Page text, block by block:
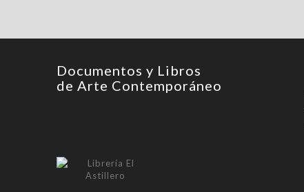
Documentos y Libros
de Arte Contemporáneo